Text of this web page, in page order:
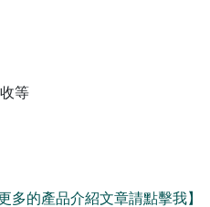
等
多的產品介紹文章請點擊我】